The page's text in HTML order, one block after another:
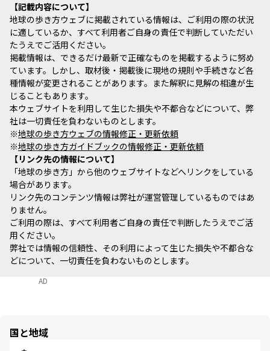
記載内容について
地球の歩き方ウェブに掲載されている情報は、ご利用の際の状況
に適しているか、すべて利用者ご自身の責任で判断していただい
たうえでご活用ください。
掲載情報は、できるだけ最新で正確なものを掲載するように努め
ています。しかし、取材後・掲載後に現地の規則や手続きなど各
種情報が変更されることがあります。また解釈に見解の相違が生
じることもあります。
本ウェブサイトを利用して生じた損失や不都合などについて、弊
社は一切責任を負わないものとします。
※地球の歩き方ウェブの情報修正・更新依頼
※地球の歩き方ガイドブックの情報修正・更新依頼
リンク先の情報について
「地球の歩き方」から他のウェブサイトなどへリンクをしている
場合があります。
リンク先のコンテンツ情報は弊社が運営管理しているものではあ
りません。
ご利用の際は、すべて利用者ご自身の責任で判断したうえでご活
用ください。
弊社では情報の信頼性、その利用によって生じた損失や不都合な
どについて、一切責任を負わないものとします。
AD
国と地域